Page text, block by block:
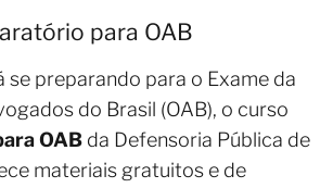
para OAB
se preparando para o Exame da
do Brasil (OAB), o curso
OAB da Defensoria Pública de
materiais gratuitos e de